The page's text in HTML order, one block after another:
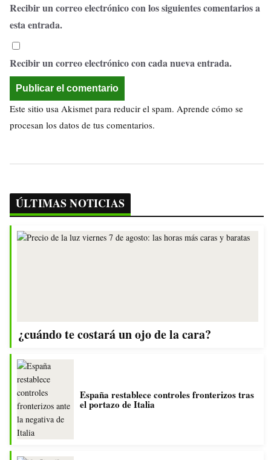
Recibir un correo electrónico con los siguientes comentarios a
esta entrada.
Recibir un correo electrónico con cada nueva entrada.
Este sitio usa Akismet para reducir el spam. Aprende cómo se
procesan los datos de tus comentarios.
ÚLTIMAS NOTICIAS
¿cuándo te costará un ojo de la cara?
España restablece controles fronterizos tras
el portazo de Italia